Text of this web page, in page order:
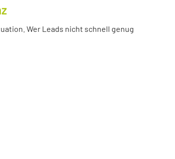
Wer Leads nicht schnell genug